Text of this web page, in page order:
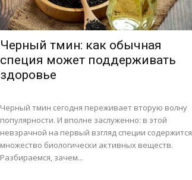
Черный тмин: как обычная
специя может поддерживать
здоровье
Черный тмин сегодня переживает вторую волну
популярности. И вполне заслуженно: в этой
невзрачной на первый взгляд специи содержится
множество биологически активных веществ.
Разбираемся, зачем...